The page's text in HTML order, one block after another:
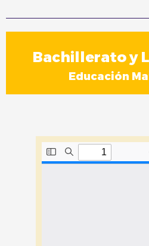
Bachillerato y
Educación